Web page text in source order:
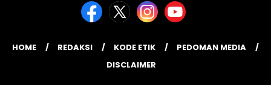
HOME REDAKSI KODE ETIK
PEDOMAN MEDIA
DISCLAIMER